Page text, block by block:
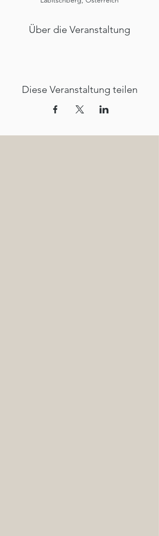
Über die Veranstaltung
Diese Veranstaltung teilen